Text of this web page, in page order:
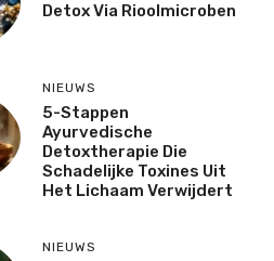
Detox Via Rioolmicroben
NIEUWS
5-Stappen
Ayurvedische
Detoxtherapie Die
Schadelijke Toxines Uit
Het Lichaam Verwijdert
NIEUWS